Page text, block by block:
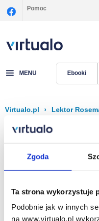
Zgoda
Ta strona wykorzystuje
Podobnie jak w innych
na www.virtualo.pl
Pomoc
MENU Ebooki
Virtualo.pl › Lektor
Filtruj